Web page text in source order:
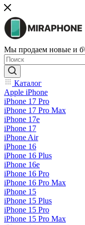
Мы продаем новые и
Каталог
Apple iPhone
iPhone 17 Pro
iPhone 17 Pro Max
iPhone 17e
iPhone 17
iPhone Air
iPhone 16
iPhone 16 Plus
iPhone 16e
iPhone 16 Pro
iPhone 16 Pro Max
iPhone 15
iPhone 15 Plus
iPhone 15 Pro
iPhone 15 Pro Max